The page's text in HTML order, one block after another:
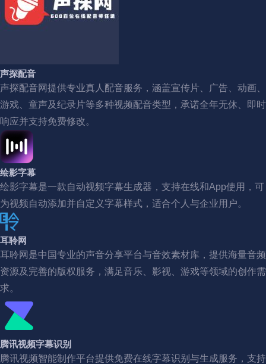
声探配音
声探配音网提供专业真人配音服务，涵盖宣传片、广告、动画、
游戏、童声及纪录片等多种视频配音类型，承诺全年无休、即时
响应并支持免费修改。
绘影字幕
绘影字幕是一款自动视频字幕生成器，支持在线和App使用，可
为视频自动添加并自定义字幕样式，适合个人与企业用户。
耳聆网
耳聆网是中国专业的声音分享平台与音效素材库，提供海量音频
资源及完善的版权服务，满足音乐、影视、游戏等领域的创作需
求。
腾讯视频字幕识别
腾讯视频智能制作平台提供免费在线字幕识别与生成服务，支持